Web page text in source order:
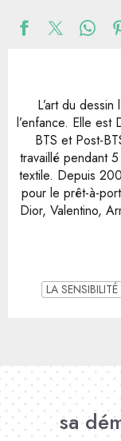
L’art du
l’enfance. Elle est
BTS et Post-
travaillé pendant
textile. Depuis
pour le prêt-à-
Dior, Valentino,
LA SENSIBILITÉ
sa